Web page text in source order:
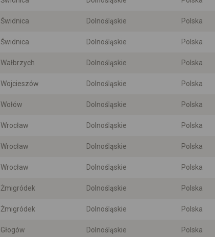
Świdnica Dolnośląskie Polska
Świdnica Dolnośląskie Polska
Wałbrzych Dolnośląskie Polska
Wojcieszów Dolnośląskie Polska
Wołów Dolnośląskie Polska
Wrocław Dolnośląskie Polska
Wrocław Dolnośląskie Polska
Wrocław Dolnośląskie Polska
Żmigródek Dolnośląskie Polska
Żmigródek Dolnośląskie Polska
Głogów Dolnośląskie Polska